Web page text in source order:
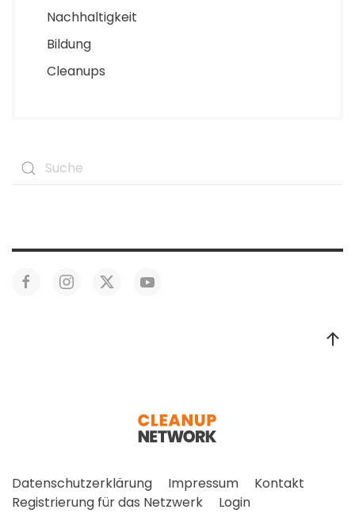
Nachhaltigkeit
Bildung
Cleanups
Datenschutzerklärung Impressum
Kontakt
Registrierung für das Netzwerk
Login